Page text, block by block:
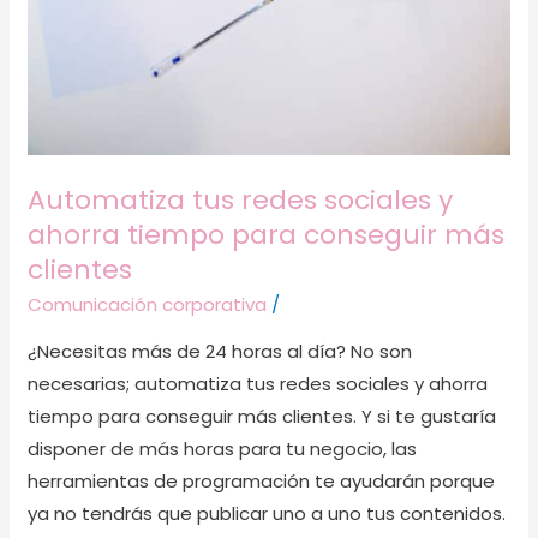
Automatiza tus redes sociales y
ahorra tiempo para conseguir más
clientes
Comunicación corporativa /
¿Necesitas más de 24 horas al día? No son
necesarias; automatiza tus redes sociales y ahorra
tiempo para conseguir más clientes. Y si te gustaría
disponer de más horas para tu negocio, las
herramientas de programación te ayudarán porque
ya no tendrás que publicar uno a uno tus contenidos.